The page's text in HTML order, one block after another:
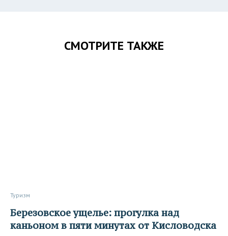
СМОТРИТЕ ТАКЖЕ
Туризм
Березовское ущелье: прогулка над
каньоном в пяти минутах от Кисловодска